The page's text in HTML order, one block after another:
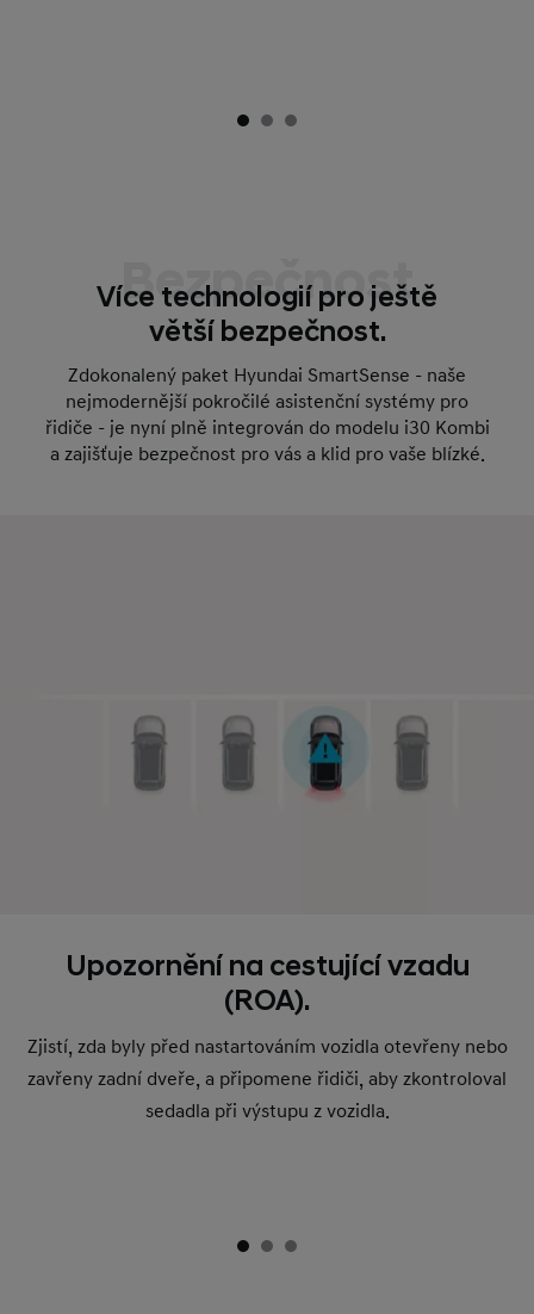
Bezpečnost
Více technologií pro ještě
větší bezpečnost.
Zdokonalený paket Hyundai SmartSense - naše
nejmodernější pokročilé asistenční systémy pro
řidiče - je nyní plně integrován do modelu i30 Kombi
a zajišťuje bezpečnost pro vás a klid pro vaše blízké.
Upozornění na cestující vzadu
(ROA).
Zjistí, zda byly před nastartováním vozidla otevřeny nebo
zavřeny zadní dveře, a připomene řidiči, aby zkontroloval
sedadla při výstupu z vozidla.